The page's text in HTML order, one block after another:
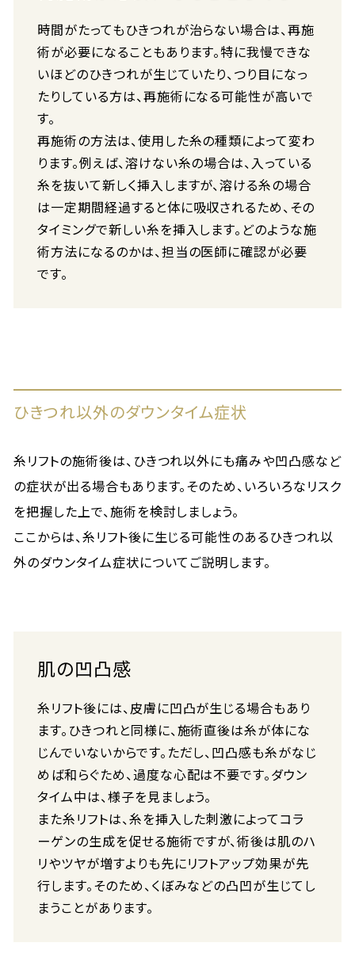
時間がたってもひきつれが治らない場合は、再施
術が必要になることもあります。特に我慢できな
いほどのひきつれが生じていたり、つり目になっ
たりしている方は、再施術になる可能性が高いで
す。
再施術の方法は、使用した糸の種類によって変わ
ります。例えば、溶けない糸の場合は、入っている
糸を抜いて新しく挿入しますが、溶ける糸の場合
は一定期間経過すると体に吸収されるため、その
タイミングで新しい糸を挿入します。どのような施
術方法になるのかは、担当の医師に確認が必要
です。
ひきつれ以外のダウンタイム症状
糸リフトの施術後は、ひきつれ以外にも痛みや凹凸感など
の症状が出る場合もあります。そのため、いろいろなリスク
を把握した上で、施術を検討しましょう。
ここからは、糸リフト後に生じる可能性のあるひきつれ以
外のダウンタイム症状についてご説明します。
肌の凹凸感
糸リフト後には、皮膚に凹凸が生じる場合もあり
ます。ひきつれと同様に、施術直後は糸が体にな
じんでいないからです。ただし、凹凸感も糸がなじ
めば和らぐため、過度な心配は不要です。ダウン
タイム中は、様子を見ましょう。
また糸リフトは、糸を挿入した刺激によってコラ
ーゲンの生成を促せる施術ですが、術後は肌のハ
リやツヤが増すよりも先にリフトアップ効果が先
行します。そのため、くぼみなどの凸凹が生じてし
まうことがあります。